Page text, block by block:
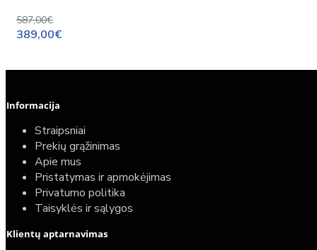
587,00€
389,00€
Informacija
Straipsniai
Prekių grąžinimas
Apie mus
Pristatymas ir apmokėjimas
Privatumo politika
Taisyklės ir sąlygos
Klientų aptarnavimas